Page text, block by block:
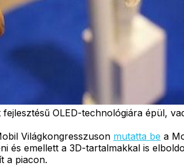
OLED-technológiára épül,
Világkongresszuson mutatta be a
és emellett a 3D-tartalmakkal is
a piacon.